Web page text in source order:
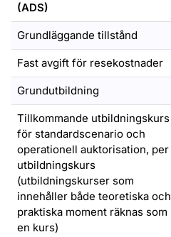
(ADS)
Grundläggande tillstånd
Fast avgift för resekostnader
Grundutbildning
Tillkommande utbildningskurs
för standardscenario och
operationell auktorisation, per
utbildningskurs
(utbildningskurser som
innehåller både teoretiska och
praktiska moment räknas som
en kurs)